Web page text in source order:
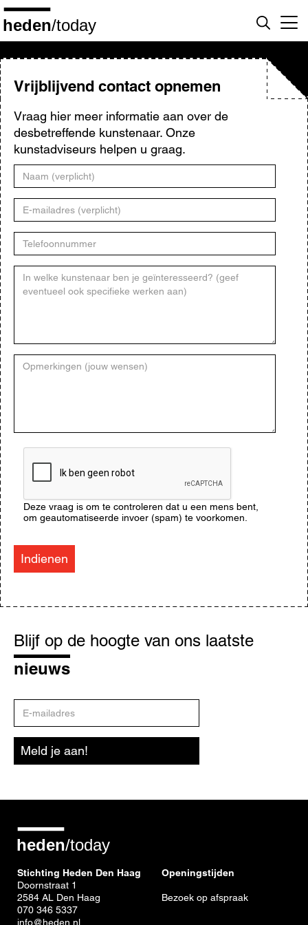
Overslaan
en
naar
inhoud
gaanVrijblijvend contact opnemen
Vraag hier meer informatie aan over de
desbetreffende kunstenaar. Onze
kunstadviseurs helpen u graag.
Naam
E-
mailadres
Telefoonnummer
Kunstenaar
Opmerkingen
(jouw
Deze vraag is om te controleren dat u een mens bent,
om geautomatiseerde invoer (spam) te voorkomen.
Indienen
op
de
hoogte
Blijf op de hoogte van ons laatste
nieuws
mailadres
Meld je aan!
Stichting Heden Den Haag
Doornstraat 1
2584 AL Den Haag
070 346 5337
info@heden.nl
Openingstijden
Bezoek op afspraak